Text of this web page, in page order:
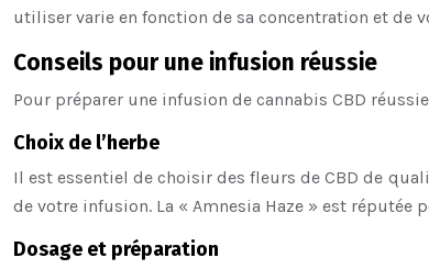
utiliser varie en fonction de sa concentration et de
Conseils pour une infusion réussie
Pour préparer une infusion de cannabis CBD
Choix de l’herbe
Il est essentiel de choisir des fleurs de CBD de
de votre infusion. La « Amnesia Haze » est réputée
Dosage et préparation